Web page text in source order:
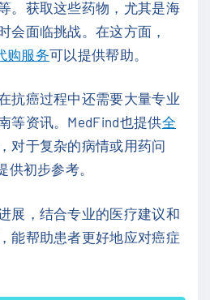
。获取这些药物，尤其是海
会面临挑战。在这方面，
购服务可以提供帮助。
抗癌过程中还需要大量专业
等资讯。MedFind也提供全
对于复杂的病情或用药问
供初步参考。
展，结合专业的医疗建议和
能帮助患者更好地应对癌症